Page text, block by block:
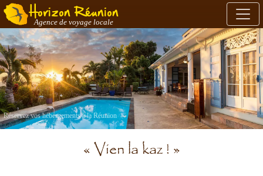
Horizon Réunion
Agence de voyage locale
Réservez vos hébergements à la Réunion
« Vien la kaz ! »